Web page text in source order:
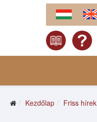
Kezdőlap Friss hírek